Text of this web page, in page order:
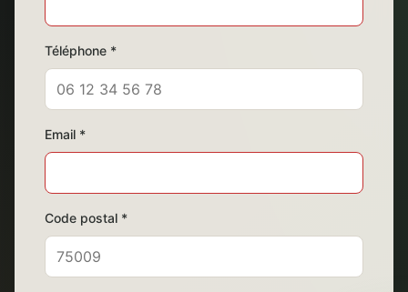
Téléphone *
Email *
Code postal *